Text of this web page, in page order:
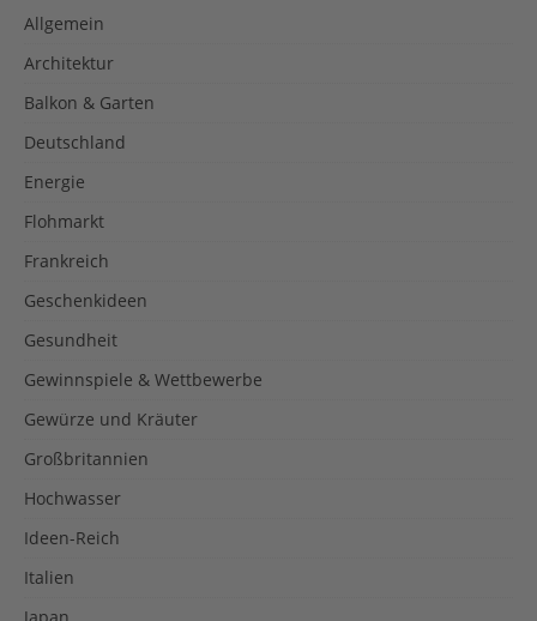
Allgemein
Architektur
Balkon & Garten
Deutschland
Energie
Flohmarkt
Frankreich
Geschenkideen
Gesundheit
Gewinnspiele & Wettbewerbe
Gewürze und Kräuter
Großbritannien
Hochwasser
Ideen-Reich
Italien